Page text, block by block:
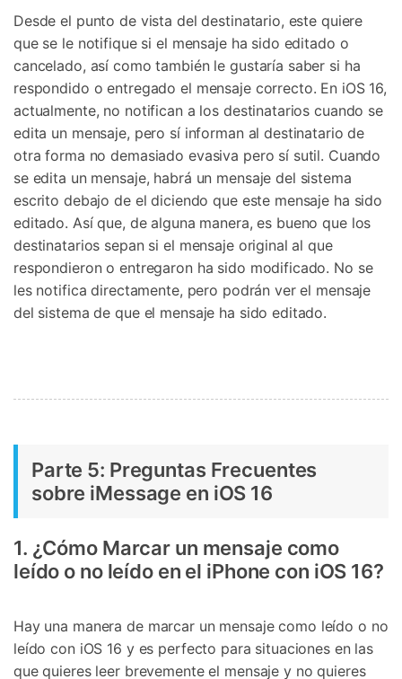
Desde el punto de vista del destinatario, este quiere
que se le notifique si el mensaje ha sido editado o
cancelado, así como también le gustaría saber si ha
respondido o entregado el mensaje correcto. En iOS 16,
actualmente, no notifican a los destinatarios cuando se
edita un mensaje, pero sí informan al destinatario de
otra forma no demasiado evasiva pero sí sutil. Cuando
se edita un mensaje, habrá un mensaje del sistema
escrito debajo de el diciendo que este mensaje ha sido
editado. Así que, de alguna manera, es bueno que los
destinatarios sepan si el mensaje original al que
respondieron o entregaron ha sido modificado. No se
les notifica directamente, pero podrán ver el mensaje
del sistema de que el mensaje ha sido editado.
Parte 5: Preguntas Frecuentes
sobre iMessage en iOS 16
1. ¿Cómo Marcar un mensaje como
leído o no leído en el iPhone con iOS 16?
Hay una manera de marcar un mensaje como leído o no
leído con iOS 16 y es perfecto para situaciones en las
que quieres leer brevemente el mensaje y no quieres
Controla tu teléfono con Dr.Fone
+50M usuarios y +17 años de confianza
Tecnología IA: sin conocimientos técnicos